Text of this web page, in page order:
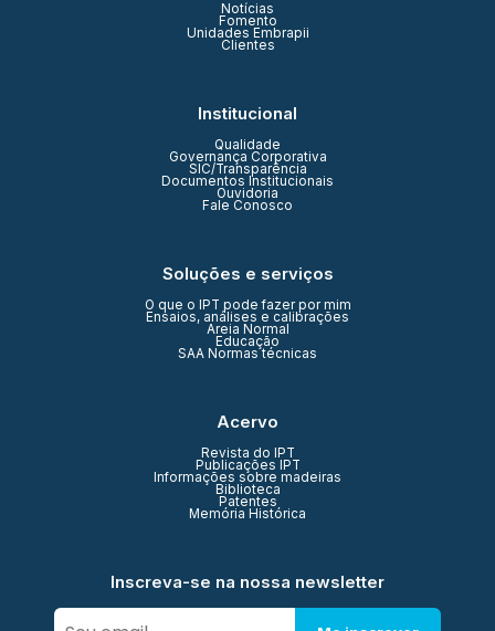
Notícias
Fomento
Unidades Embrapii
Clientes
Institucional
Qualidade
Governança Corporativa
SIC/Transparência
Documentos Institucionais
Ouvidoria
Fale Conosco
Soluções e serviços
O que o IPT pode fazer por mim
Ensaios, análises e calibrações
Areia Normal
Educação
SAA Normas técnicas
Acervo
Revista do IPT
Publicações IPT
Informações sobre madeiras
Biblioteca
Patentes
Memória Histórica
Inscreva-se na nossa newsletter